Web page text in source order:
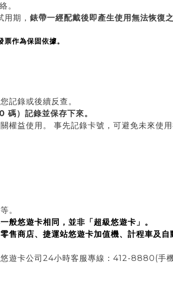
。
期， 錶帶一經配戴後即產生使用無法恢復
作為保固依據。
記錄或後續反查。
碼）記錄並保存下來。
權益使用。 事先記錄卡號，可避免未來使
。
般悠遊卡相同，並非「超級悠遊卡」。
售商店、捷運站悠遊卡加值機、計程車及
遊卡公司24小時客服專線：412-8880(手